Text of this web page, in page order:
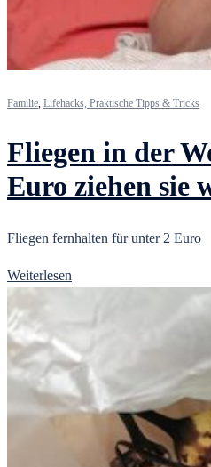
Familie, Lifehacks, Praktische Tipps & Tricks
Fliegen in der
Euro ziehen sie
Fliegen fernhalten für unter 2 Euro
Weiterlesen